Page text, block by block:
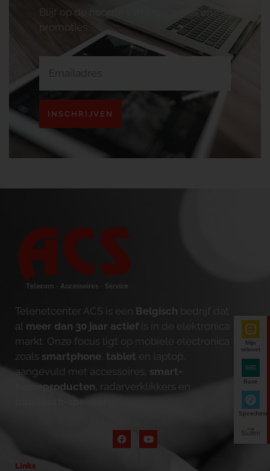
Blijf op de hoogte van onze acties en
promoties.
INSCHRIJVEN
Telenetcenter ACS is een Belgisch bedrijf dat
al meer dan 30 jaar actief is in de elektronica
markt. Onze focus ligt op mobiele electronica
zoals smartphone tablet en laptop,
aangevuld met accessoires, smart-
homeproducten , radarverklikkers en
bluetooth-speakers
Links
Mijn
telenet
Base
Speedtest